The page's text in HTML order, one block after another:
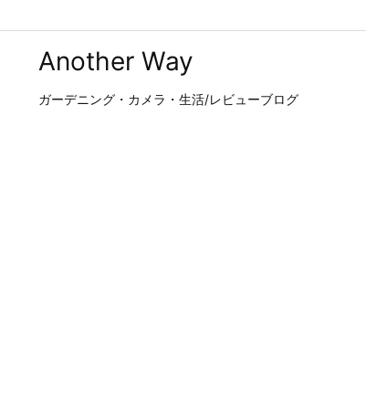
Another Way
ガーデニング・カメラ・生活/レビューブログ